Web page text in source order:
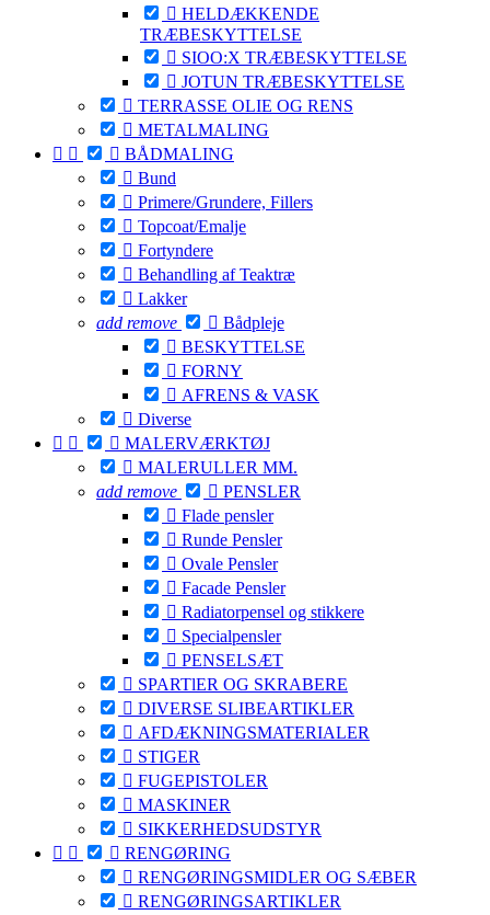
 HELDÆKKENDE
TRÆBESKYTTELSE
 SIOO:X TRÆBESKYTTELSE
 JOTUN TRÆBESKYTTELSE
 TERRASSE OLIE OG RENS
 METALMALING
   BÅDMALING
 Bund
 Primere/Grundere, Fillers
 Topcoat/Emalje
 Fortyndere
 Behandling af Teaktræ
 Lakker
add remove  Bådpleje
 BESKYTTELSE
 FORNY
 AFRENS & VASK
 Diverse
   MALERVÆRKTØJ
 MALERULLER MM.
add remove  PENSLER
 Flade pensler
 Runde Pensler
 Ovale Pensler
 Facade Pensler
 Radiatorpensel og stikkere
 Specialpensler
 PENSELSÆT
 SPARTlER OG SKRABERE
 DIVERSE SLIBEARTIKLER
 AFDÆKNINGSMATERIALER
 STIGER
 FUGEPISTOLER
 MASKINER
 SIKKERHEDSUDSTYR
   RENGØRING
 RENGØRINGSMIDLER OG SÆBER
 RENGØRINGSARTIKLER